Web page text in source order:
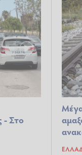
- Στο